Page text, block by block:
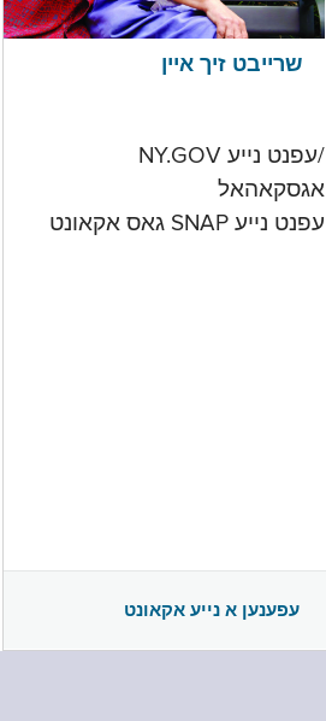
שרייבט זיך איין
/עפנט נייע NY.GOV
אגסקאהאל
עפנט נייע SNAP גאס אקאונט
עפענען א נייע אקאונט